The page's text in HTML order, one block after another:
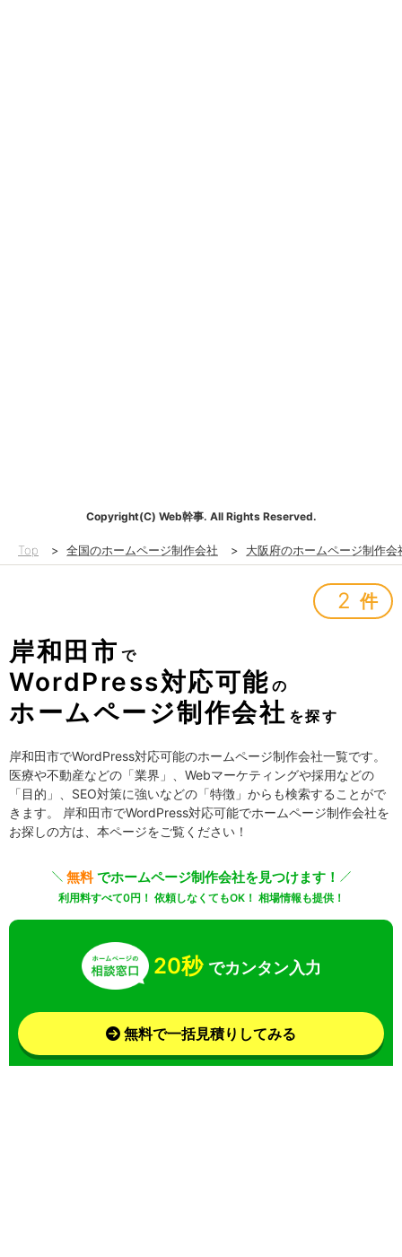
Copyright(C) Web幹事. All Rights Reserved.
Top > 全国のホームページ制作会社 > 大阪府のホームページ制作会
2 件
岸和田市 で
WordPress対応可能 の
ホームページ制作会社 を探す
岸和田市でWordPress対応可能のホームページ制作会社一覧です。
医療や不動産などの「業界」、Webマーケティングや採用などの
「目的」、SEO対策に強いなどの「特徴」からも検索することがで
きます。 岸和田市でWordPress対応可能でホームページ制作会社を
お探しの方は、本ページをご覧ください！
無料でホームページ制作会社を見つけます！
利用料すべて0円！ 依頼しなくてもOK！ 相場情報も提供！
20秒 でカンタン入力
無料で一括見積りしてみる